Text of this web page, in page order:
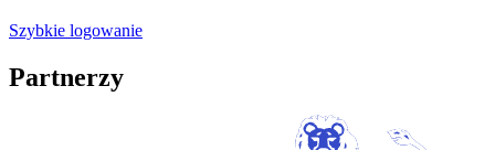
Szybkie logowanie
Partnerzy